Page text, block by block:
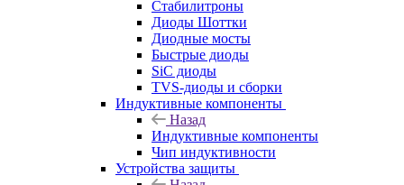
Стабилитроны
Диоды Шоттки
Диодные мосты
Быстрые диоды
SiC диоды
TVS-диоды и сборки
Индуктивные компоненты
Назад
Индуктивные компоненты
Чип индуктивности
Устройства защиты